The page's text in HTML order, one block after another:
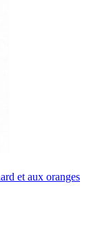
et aux oranges